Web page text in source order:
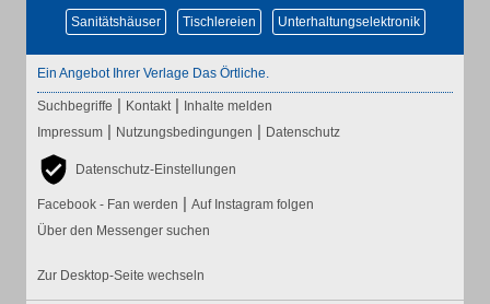
Sanitätshäuser Tischlereien Unterhaltungselektronik
Ein Angebot Ihrer Verlage Das Örtliche.
Suchbegriffe | Kontakt | Inhalte melden
Impressum | Nutzungsbedingungen | Datenschutz
Datenschutz-Einstellungen
Facebook - Fan werden | Auf Instagram folgen
Über den Messenger suchen
Zur Desktop-Seite wechseln